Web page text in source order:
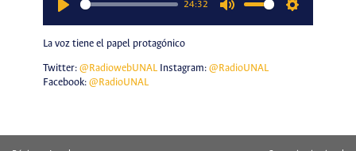
24:32
La voz tiene el papel protagónico
Twitter: @RadiowebUNALInstagram: @RadioUNAL
Facebook: @RadioUNAL